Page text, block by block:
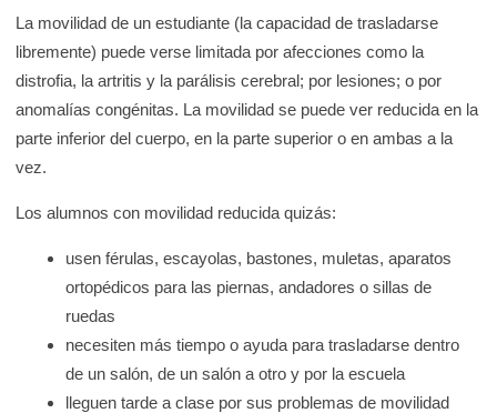
b
i
b
l
i
o
La movilidad de un estudiante (la capacidad de trasladarse
libremente) puede verse limitada por afecciones como la
distrofia, la artritis y la parálisis cerebral; por lesiones; o por
anomalías congénitas. La movilidad se puede ver reducida en la
parte inferior del cuerpo, en la parte superior o en ambas a la
vez.
Los alumnos con movilidad reducida quizás:
usen férulas, escayolas, bastones, muletas, aparatos
ortopédicos para las piernas, andadores o sillas de
ruedas
necesiten más tiempo o ayuda para trasladarse dentro
de un salón, de un salón a otro y por la escuela
lleguen tarde a clase por sus problemas de movilidad